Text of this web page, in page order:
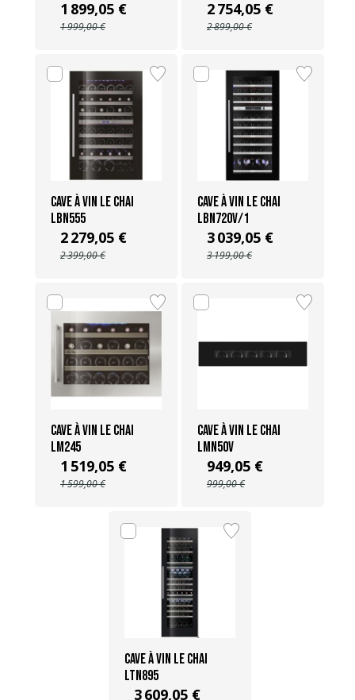
1 899,05 €
1 999,00 €
2 754,05 €
2 899,00 €
Cave à vin Le Chai
LBN555
2 279,05 €
2 399,00 €
Cave à vin Le Chai
LBN720V/1
3 039,05 €
3 199,00 €
Cave à vin Le Chai
LM245
1 519,05 €
1 599,00 €
Cave à vin Le Chai
LMN50V
949,05 €
999,00 €
Cave à vin Le Chai
LTN895
3 609,05 €